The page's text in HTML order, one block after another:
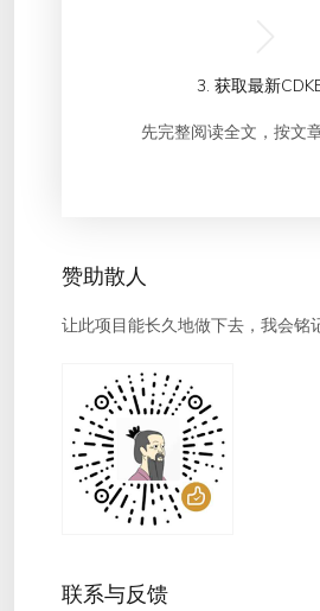
3. 获取最新
先完整阅读全文，按文
赞助散人
让此项目能长久地做下去，我会铭
联系与反馈